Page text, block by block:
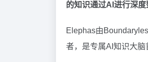
的知识通过AI进行深度
Elephas由
者，是专属AI知识大脑